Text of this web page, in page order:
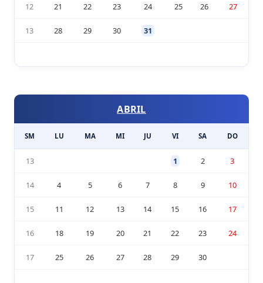
12 21 22 23 24 25 26 27
13 28 29 30 31
ABRIL
SM LU MA MI JU VI SA DO
13 1 2 3
14 4 5 6 7 8 9 10
15 11 12 13 14 15 16 17
16 18 19 20 21 22 23 24
17 25 26 27 28 29 30